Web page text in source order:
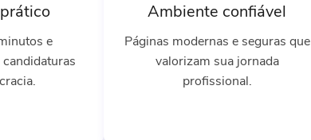
e
Ambiente confiável
Páginas modernas e seguras que
valorizam sua jornada
profissional.